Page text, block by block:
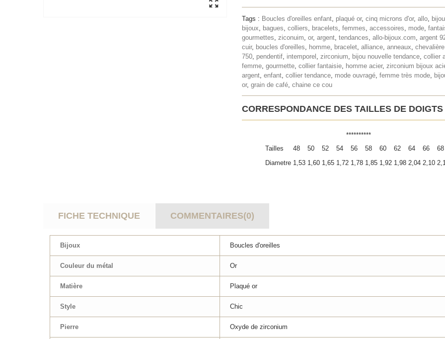
Tags : Boucles d'oreilles enfant, plaqué or, cinq microns d'or, allo,
bijoux, bagues, colliers, bracelets, femmes, accessoires, mode,
gourmettes, ziconuim, or, argent, tendances, allo-bijoux.com, argent
cuir, boucles d'oreilles, homme, bracelet, alliance, anneaux, chevalière
750, pendentif, intemporel , zirconium, bijou nouvelle tendance, collier
femme, gourmette, collier fantaisie, homme acier, zirconium bijoux
argent, enfant, collier tendance, mode ouvragé, femme très mode,
or, grain de café, chaine ce cou
CORRESPONDANCE DES TAILLES DE
**********
Tailles
48 50 52 54 56 58 60 62 64 66
68
Diametre 1,53 1,60 1,65 1,72 1,78 1,85 1,92 1,98 2,04 2,10
FICHE TECHNIQUE COMMENTAIRES(0)
Bijoux Boucles d'oreilles
Couleur du métal Or
Matière Plaqué or
Style Chic
Pierre Oxyde de zirconium